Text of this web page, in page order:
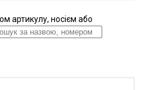
артикулу, носієм або